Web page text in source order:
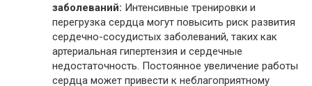
заболеваний: Интенсивные тренировки и
перегрузка сердца могут повысить риск развития
сердечно-сосудистых заболеваний, таких как
артериальная гипертензия и сердечные
недостаточность. Постоянное увеличение работы
сердца может привести к неблагоприятному